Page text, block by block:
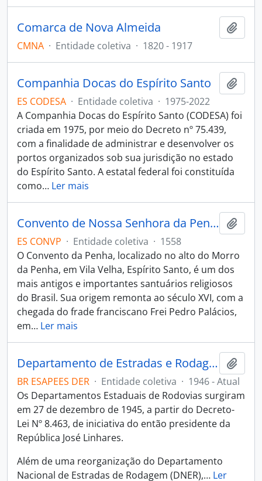
Comarca de Nova Almeida
CMNA · Entidade coletiva · 1820 - 1917
Companhia Docas do Espírito Santo
ES CODESA · Entidade coletiva · 1975-2022
A Companhia Docas do Espírito Santo (CODESA) foi
criada em 1975, por meio do Decreto nº 75.439,
com a finalidade de administrar e desenvolver os
portos organizados sob sua jurisdição no estado
do Espírito Santo. A estatal federal foi constituída
como… Ler mais
Convento de Nossa Senhora da Penha
ES CONVP · Entidade coletiva · 1558
O Convento da Penha, localizado no alto do Morro
da Penha, em Vila Velha, Espírito Santo, é um dos
mais antigos e importantes santuários religiosos
do Brasil. Sua origem remonta ao século XVI, com a
chegada do frade franciscano Frei Pedro Palácios,
em… Ler mais
Departamento de Estradas e Rodagens - DER
BR ESAPEES DER · Entidade coletiva · 1946 - Atual
Os Departamentos Estaduais de Rodovias surgiram
em 27 de dezembro de 1945, a partir do Decreto-
Lei Nº 8.463, de iniciativa do então presidente da
República José Linhares.
Além de uma reorganização do Departamento
Nacional de Estradas de Rodagem (DNER),… Ler